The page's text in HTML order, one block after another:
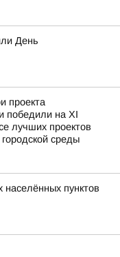
День
проекта
победили на XI
лучших проектов
среды
пунктов